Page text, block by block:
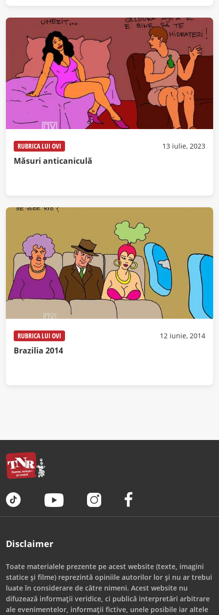
RUBRICA LUI OVI 13 iulie, 2023
Măsuri anticaniculă
RUBRICA LUI OVI 12 iunie, 2014
Brazilia 2014
Disclaimer
Toate materialele prezente pe acest website (texte, imagini
statice și filme) reprezintă opiniile autorilor lor și nu ar trebui
luate în considerare de către nimeni. Acest website nu
difuzează informații veridice, ci publică interpretări arbitrare
ale evenimentelor, informații fictive, unele posibile iar altele